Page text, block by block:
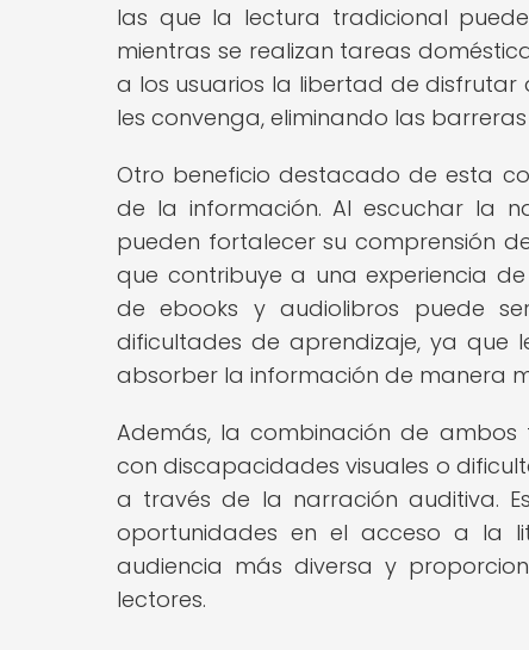
las que la lectura tradicional
mientras se realizan tareas
a los usuarios la libertad de
les convenga, eliminando las
Otro beneficio destacado de esta
de la información. Al escuchar la
pueden fortalecer su comprensión
que contribuye a una experiencia
de ebooks y audiolibros puede
dificultades de aprendizaje, ya
absorber la información de manera
Además, la combinación de
con discapacidades visuales o
a través de la narración auditiva.
oportunidades en el acceso a la
audiencia más diversa y
lectores.